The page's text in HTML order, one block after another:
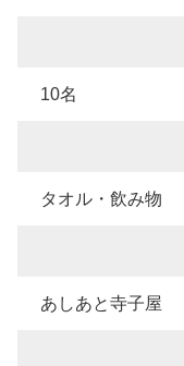
10名
タオル・飲み物
あしあと寺子屋